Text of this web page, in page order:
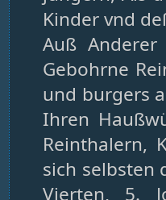
Kinder vnd
Auß
Gebohrne
und burgers
Ihren
Reinthalern,
sich selbsten
Vierten, 5.